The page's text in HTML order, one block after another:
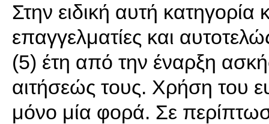
Στην ειδική αυτή κατηγορία
επαγγελματίες και
(5) έτη από την έναρξη
αιτήσεώς τους. Χρήση του
μόνο μία φορά. Σε